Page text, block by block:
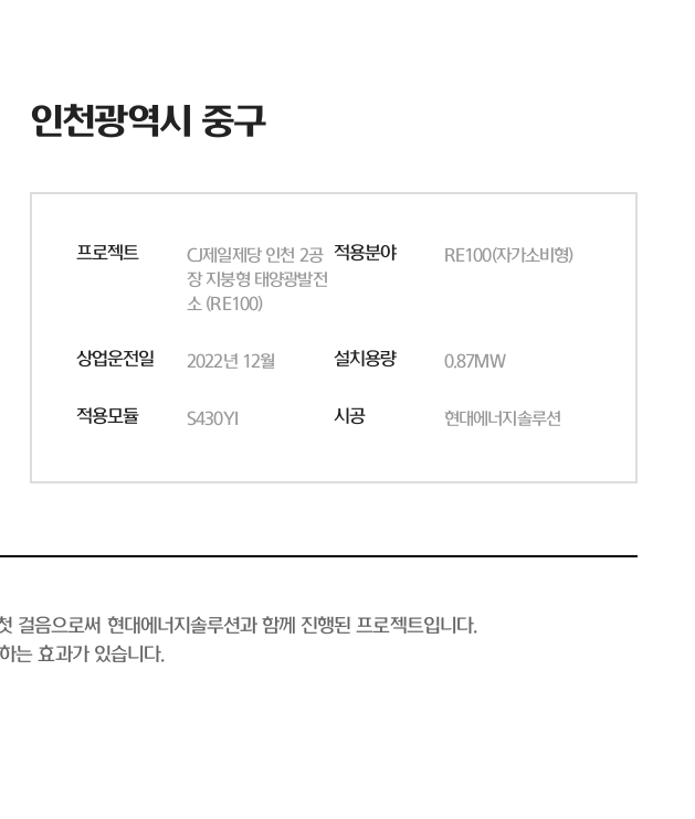
인천광역시 중구
프로젝트
CJ제일제당 인천 2공
장 지붕형 태양광발전
소 (RE100)
적용분야 RE100(자가소비형)
상업운전일 2022년 12월 설치용량 0.87MW
적용모듈 S430YI 시공 현대에너지솔루션
걸음으로써 현대에너지솔루션과 함께 진행된 프로젝트입니다.
는 효과가 있습니다.